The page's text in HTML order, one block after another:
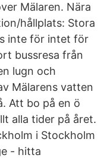
Mälaren. Nära
hållplats: Stora
inte för intet för
bussresa från
lugn och
Mälarens vatten
Att bo på en ö
alla tider på året.
i Stockholm
- hitta